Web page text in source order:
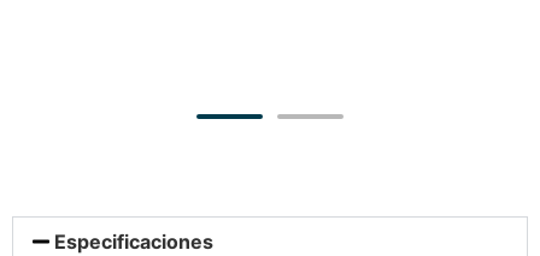
Especificaciones